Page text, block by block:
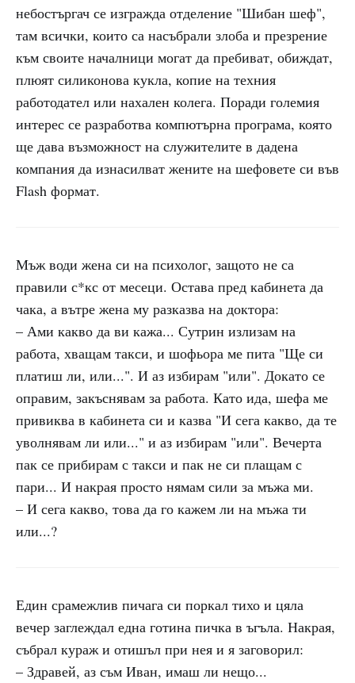
небостъргач се изгражда отделение "Шибан шеф",
там всички, които са насъбрали злоба и презрение
към своите началници могат да пребиват, обиждат,
плюят силиконова кукла, копие на техния
работодател или нахален колега. Поради големия
интерес се разработва компютърна програма, която
ще дава възможност на служителите в дадена
компания да изнасилват жените на шефовете си във
Flash формат.
Мъж води жена си на психолог, защото не са
правили с*кс от месеци. Остава пред кабинета да
чака, а вътре жена му разказва на доктора:
– Ами какво да ви кажа... Сутрин излизам на
работа, хващам такси, и шофьора ме пита "Ще си
платиш ли, или...". И аз избирам "или". Докато се
оправим, закъснявам за работа. Като ида, шефа ме
привиква в кабинета си и казва "И сега какво, да те
уволнявам ли или..." и аз избирам "или". Вечерта
пак се прибирам с такси и пак не си плащам с
пари... И накрая просто нямам сили за мъжа ми.
– И сега какво, това да го кажем ли на мъжа ти
или...?
Един срамежлив пичага си поркал тихо и цяла
вечер заглеждал една готина пичка в ъгъла. Накрая,
събрал кураж и отишъл при нея и я заговорил:
– Здравей, аз съм Иван, имаш ли нещо...